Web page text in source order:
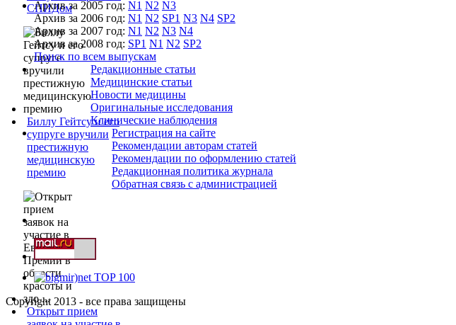
СПИДом
Биллу Гейтсу и его
супруге вручили
престижную
медицинскую
премию
Открыт прием
Архив за 2005 год: N1 N2 N3
Архив за 2006 год: N1 N2 SP1 N3 N4 SP2
Архив за 2007 год: N1 N2 N3 N4
Архив за 2008 год: SP1 N1 N2 SP2
Поиск по всем выпускам
Редакционные статьи
Медицинские статьи
Новости медицины
Оригинальные исследования
Клинические наблюдения
Регистрация на сайте
Рекомендации авторам статей
Рекомендации по оформлению статей
Редакционная политика журнала
Обратная связь с администрацией
Copyright 2013 - все права защищены